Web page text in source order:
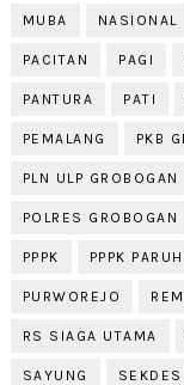
MUBA NASIONAL
PACITAN PAGI
PANTURA PATI
PEMALANG PKB
PLN ULP GROBOGAN
POLRES GROBOGAN
PPPK PPPK
PURWOREJO
RS SIAGA UTAMA
SAYUNG